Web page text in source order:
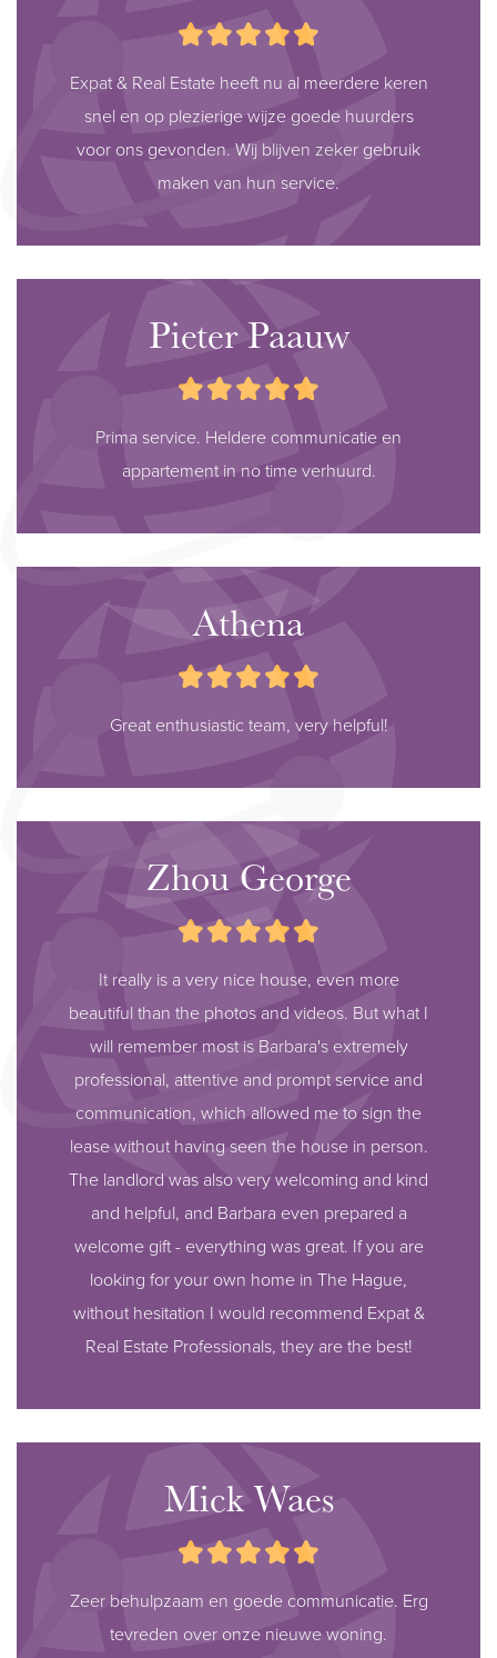
Expat & Real Estate heeft nu al meerdere keren
snel en op plezierige wijze goede huurders
voor ons gevonden. Wij blijven zeker gebruik
maken van hun service.
Pieter Paauw
Prima service. Heldere communicatie en
appartement in no time verhuurd.
Athena
Great enthusiastic team, very helpful!
Zhou George
It really is a very nice house, even more
beautiful than the photos and videos. But what I
will remember most is Barbara's extremely
professional, attentive and prompt service and
communication, which allowed me to sign the
lease without having seen the house in person.
The landlord was also very welcoming and kind
and helpful, and Barbara even prepared a
welcome gift - everything was great. If you are
looking for your own home in The Hague,
without hesitation I would recommend Expat &
Real Estate Professionals, they are the best!
Mick Waes
Zeer behulpzaam en goede communicatie. Erg
tevreden over onze nieuwe woning.